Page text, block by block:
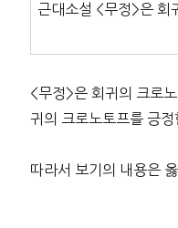
근대소설 <무정>은 회
<무정>은 회귀의 크로
귀의 크로노토프를 긍
따라서 보기의 내용은